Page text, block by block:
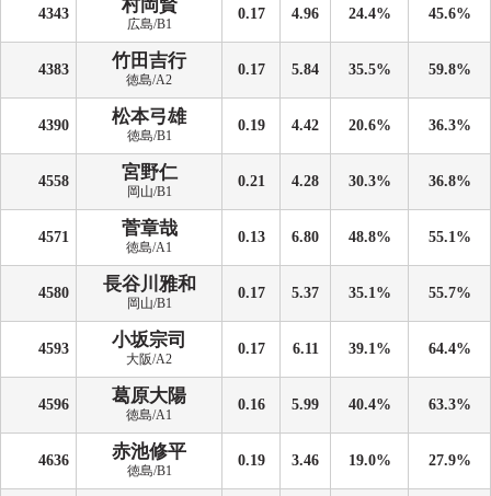
4343 村岡賢
広島/B1
0.17 4.96 24.4% 45.6%
4383 竹田吉行
徳島/A2
0.17 5.84 35.5% 59.8%
4390 松本弓雄
徳島/B1
0.19 4.42 20.6% 36.3%
4558 宮野仁
岡山/B1
0.21 4.28 30.3% 36.8%
4571 菅章哉
徳島/A1
0.13 6.80 48.8% 55.1%
4580 長谷川雅和
岡山/B1
0.17 5.37 35.1% 55.7%
4593 小坂宗司
大阪/A2
0.17 6.11 39.1% 64.4%
4596 葛原大陽
徳島/A1
0.16 5.99 40.4% 63.3%
4636 赤池修平
徳島/B1
0.19 3.46 19.0% 27.9%